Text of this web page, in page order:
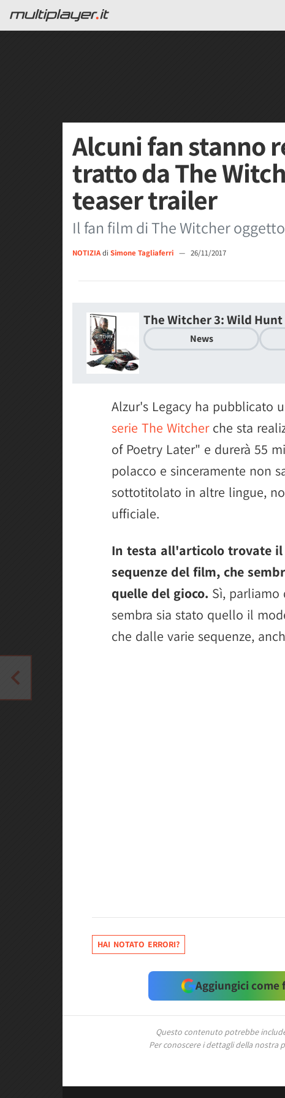
Alcuni fan stanno
tratto da The
teaser trailer
Il fan film di The Witcher
NOTIZIAdi Simone Tagliaferri — 26/11/2017
The Witcher 3: Wild Hunt
News
Alzur's Legacy ha pubblicato
serie The Witcherche sta
of Poetry Later" e durerà 55
polacco e sinceramente non
sottotitolato in altre lingue,
ufficiale.
In testa all'articolo trovate
sequenze del film, che
quelle del gioco. Sì,
sembra sia stato quello il
che dalle varie sequenze,
HAI NOTATO ERRORI?
Aggiungici come
Questo contenuto potrebbe
Per conoscere i dettagli della nostra